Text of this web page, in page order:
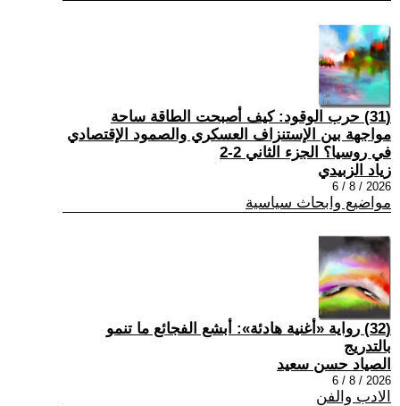
(31) حرب الوقود: كيف أصبحت الطاقة ساحة
مواجهة بين الإستنزاف العسكري والصمود الإقتصادي
في روسيا؟ الجزء الثاني 2-2
زياد الزبيدي
2026 / 8 / 6
مواضيع وابحاث سياسية
(32) رواية «أغنية هادئة»: أبشع الفجائع ما تنمو
بالتدريج
الصياد حسن سعيد
2026 / 8 / 6
الادب والفن